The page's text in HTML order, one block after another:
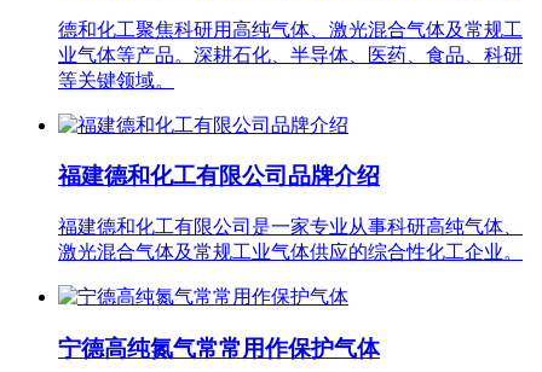
德和化工聚焦科研用高纯气体、激光混合气体及常规工
业气体等产品。深耕石化、半导体、医药、食品、科研
等关键领域。
福建德和化工有限公司品牌介绍
福建德和化工有限公司是一家专业从事科研高纯气体、
激光混合气体及常规工业气体供应的综合性化工企业。
宁德高纯氮气常常用作保护气体